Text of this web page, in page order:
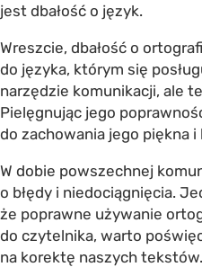
jest dbałość o język.
Wreszcie, dbałość o
do języka, którym się
narzędzie komunikacji, ale
Pielęgnując jego
do zachowania jego piękna
W dobie powszechnej
o błędy i niedociągnięcia.
że poprawne używanie
do czytelnika, warto
na korektę naszych